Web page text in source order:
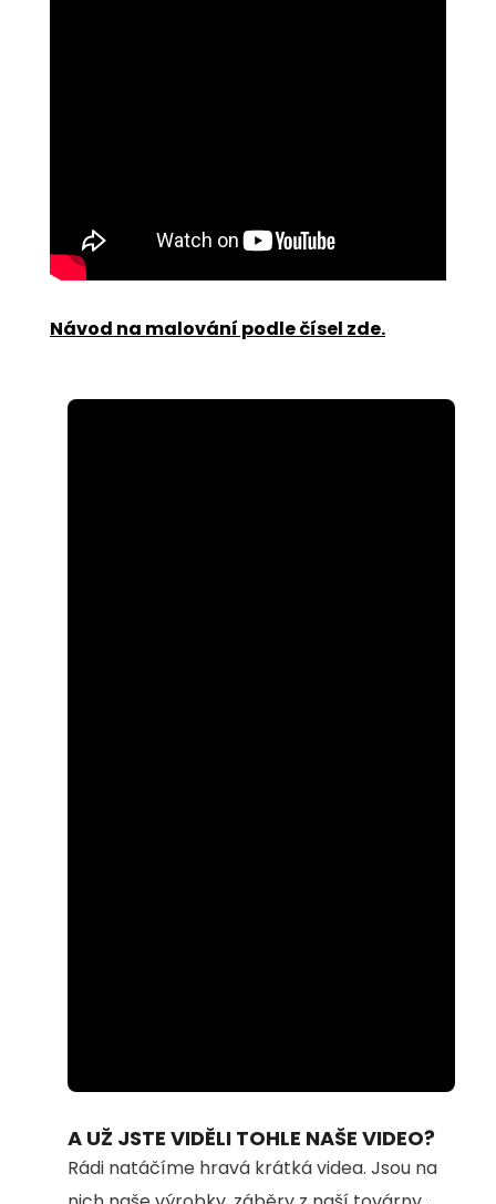
Návod na malování podle čísel zde.
64.42%
A UŽ JSTE VIDĚLI TOHLE NAŠE VIDEO?
Rádi natáčíme hravá krátká videa. Jsou na